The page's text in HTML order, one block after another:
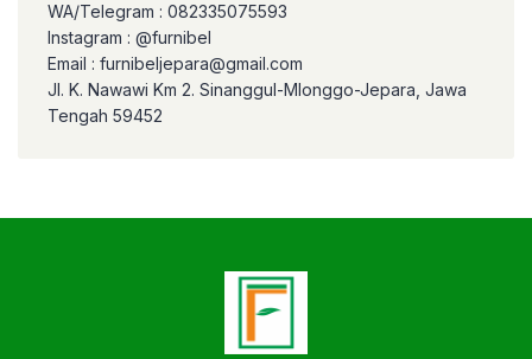
WA/Telegram : 082335075593
Instagram : @furnibel
Email : furnibeljepara@gmail.com
Jl. K. Nawawi Km 2. Sinanggul-Mlonggo-Jepara, Jawa
Tengah 59452